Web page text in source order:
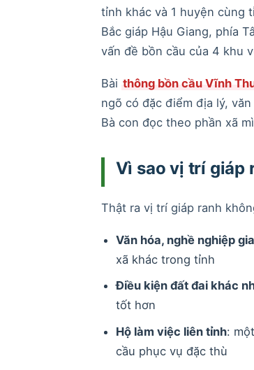
tỉnh khác và 1 huyện cùng
Bắc giáp Hậu Giang, phía
vấn đề bồn cầu của 4 khu
Bài thông bồn cầu Vĩnh
ngõ có đặc điểm địa lý,
Bà con đọc theo phần xã
Vì sao vị trí giáp
Thật ra vị trí giáp ranh
Văn hóa, nghề nghiệp
xã khác trong tỉnh
Điều kiện đất đai khác
tốt hơn
Hộ làm việc liên tỉnh:
cầu phục vụ đặc thù